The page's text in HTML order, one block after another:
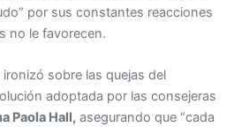
por sus constantes reacciones
no le favorecen.
sobre las quejas del
adoptada por las consejeras
Paola Hall, asegurando que “cada